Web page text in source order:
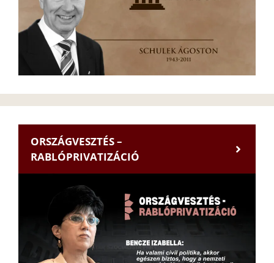
ORSZÁGVESZTÉS –
RABLÓPRIVATIZÁCIÓ